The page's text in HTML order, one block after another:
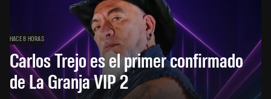
HACE 8 HORAS
Carlos Trejo es el primer confirmado
de La Granja VIP 2